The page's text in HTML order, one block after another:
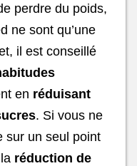
perdre du poids,
ne sont qu’une
il est conseillé
en réduisant
. Si vous ne
sur un seul point
réduction de